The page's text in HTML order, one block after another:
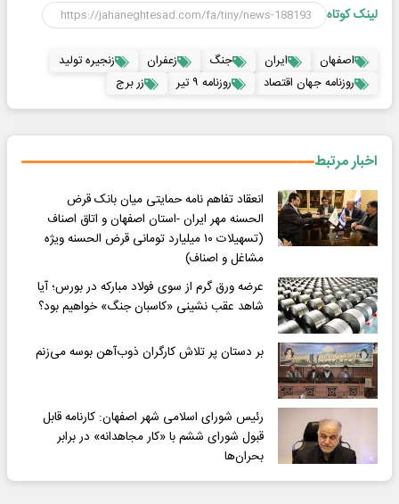
لینک کوتاه
اصفهان ایران جنگ زعفران
زنجیره تولید
روزنامه جهان اقتصاد
روزنامه ۹ تیر زر برج
اخبار مرتبط
انعقاد تفاهم نامه حمایتی میان بانک قرض
الحسنه مهر ایران -استان اصفهان و اتاق اصناف
(تسهیلات ۱۰ میلیارد تومانی قرض الحسنه ویژه
مشاغل و اصناف)
عرضه ورق گرم از سوی فولاد مبارکه در بورس؛ آیا
شاهد عقب نشینی «کاسبان جنگ» خواهیم بود؟
بر دستان پر تلاش کارگران ذوب‌آهن بوسه می‌زنم
رئیس شورای اسلامی شهر اصفهان: کارنامه قابل
قبول شورای ششم با «کار مجاهدانه» در برابر
بحران‌ها